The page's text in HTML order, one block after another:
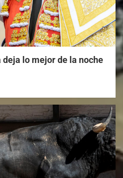
lo mejor de la noche